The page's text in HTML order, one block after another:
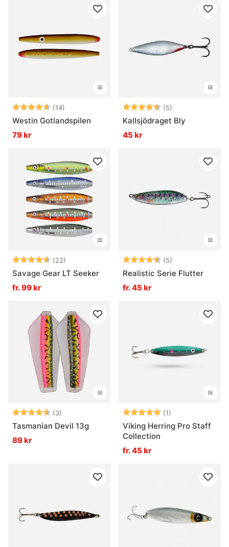
Betyg: (14)
4.9 utav 5 stjärnor
Westin Gotlandspilen
79 kr
Betyg: (5)
Kallsjödraget Bly
45 kr
Betyg: (22)
4.7 utav 5 stjärnor
Savage Gear LT Seeker
fr. 99 kr
Betyg: (5)
Realistic Serie Flutter
fr. 45 kr
Betyg: (3)
4.7 utav 5 stjärnor
Tasmanian Devil 13g
89 kr
Betyg: (1)
Viking Herring Pro Staff
Collection
fr. 45 kr